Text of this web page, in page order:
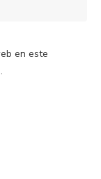
en este